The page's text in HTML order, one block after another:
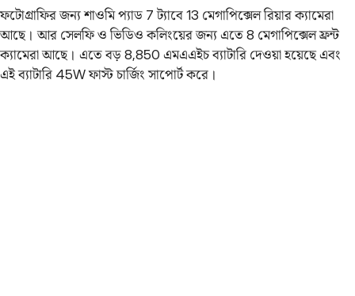
ফটোগ্রাফির জন্য শাওমি প্যাড 7 ট্যাবে 13 মেগাপিক্সেল রিয়ার ক্যামেরা
আছে। আর সেলফি ও ভিডিও কলিংয়ের জন্য এতে 8 মেগাপিক্সেল ফ্রন্ট
ক্যামেরা আছে। এতে বড় 8,850 এমএএইচ ব্যাটারি দেওয়া হয়েছে এবং
এই ব্যাটারি 45W ফাস্ট চার্জিং সাপোর্ট করে।